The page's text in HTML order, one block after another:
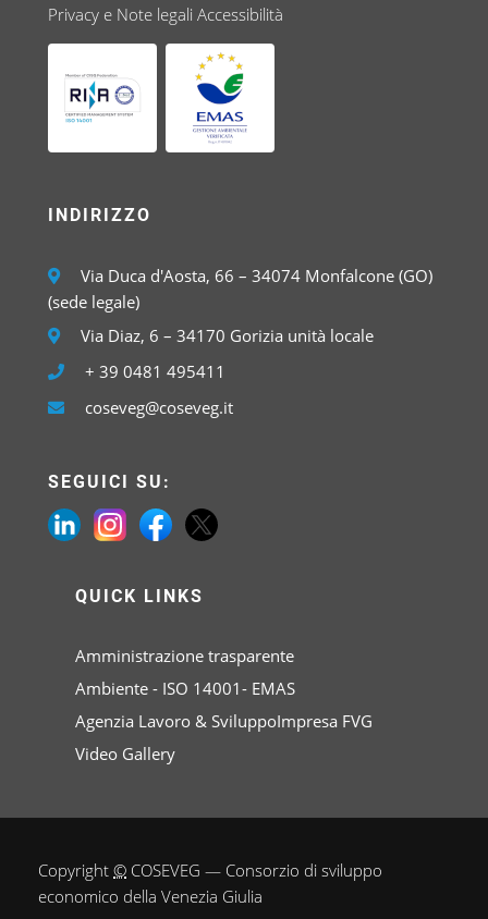
Privacy e Note legali Accessibilità
INDIRIZZO
Via Duca d'Aosta, 66 – 34074 Monfalcone (GO)
(sede legale)
Via Diaz, 6 – 34170 Gorizia unità locale
+ 39 0481 495411
coseveg@coseveg.it
SEGUICI SU:
QUICK LINKS
Amministrazione trasparente
Ambiente - ISO 14001- EMAS
Agenzia Lavoro & SviluppoImpresa FVG
Video Gallery
Copyright © COSEVEG — Consorzio di sviluppo
economico della Venezia Giulia